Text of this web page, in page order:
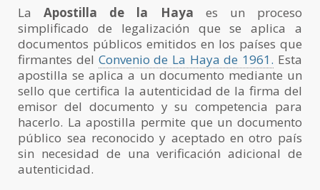
LaApostilla de la Haya es un proceso
simplificado de legalización que se aplica a
documentos públicos emitidos en los países que
firmantes del Convenio de La Haya de 1961. Esta
apostilla se aplica a un documento mediante un
sello que certifica la autenticidad de la firma del
emisor del documento y su competencia para
hacerlo. La apostilla permite que un documento
público sea reconocido y aceptado en otro país
sin necesidad de una verificación adicional de
autenticidad.